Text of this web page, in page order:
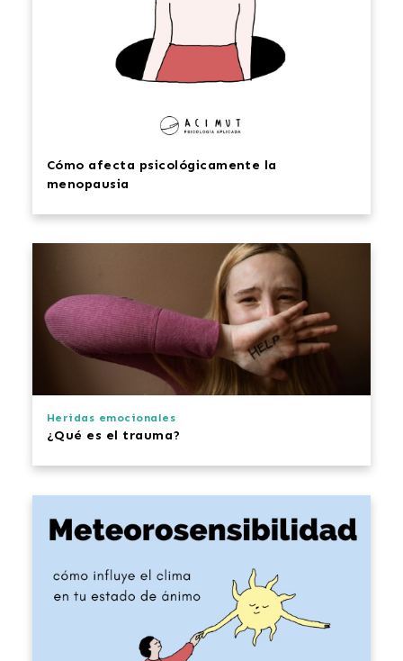
Cómo afecta psicológicamente la
menopausia
Heridas emocionales
¿Qué es el trauma?